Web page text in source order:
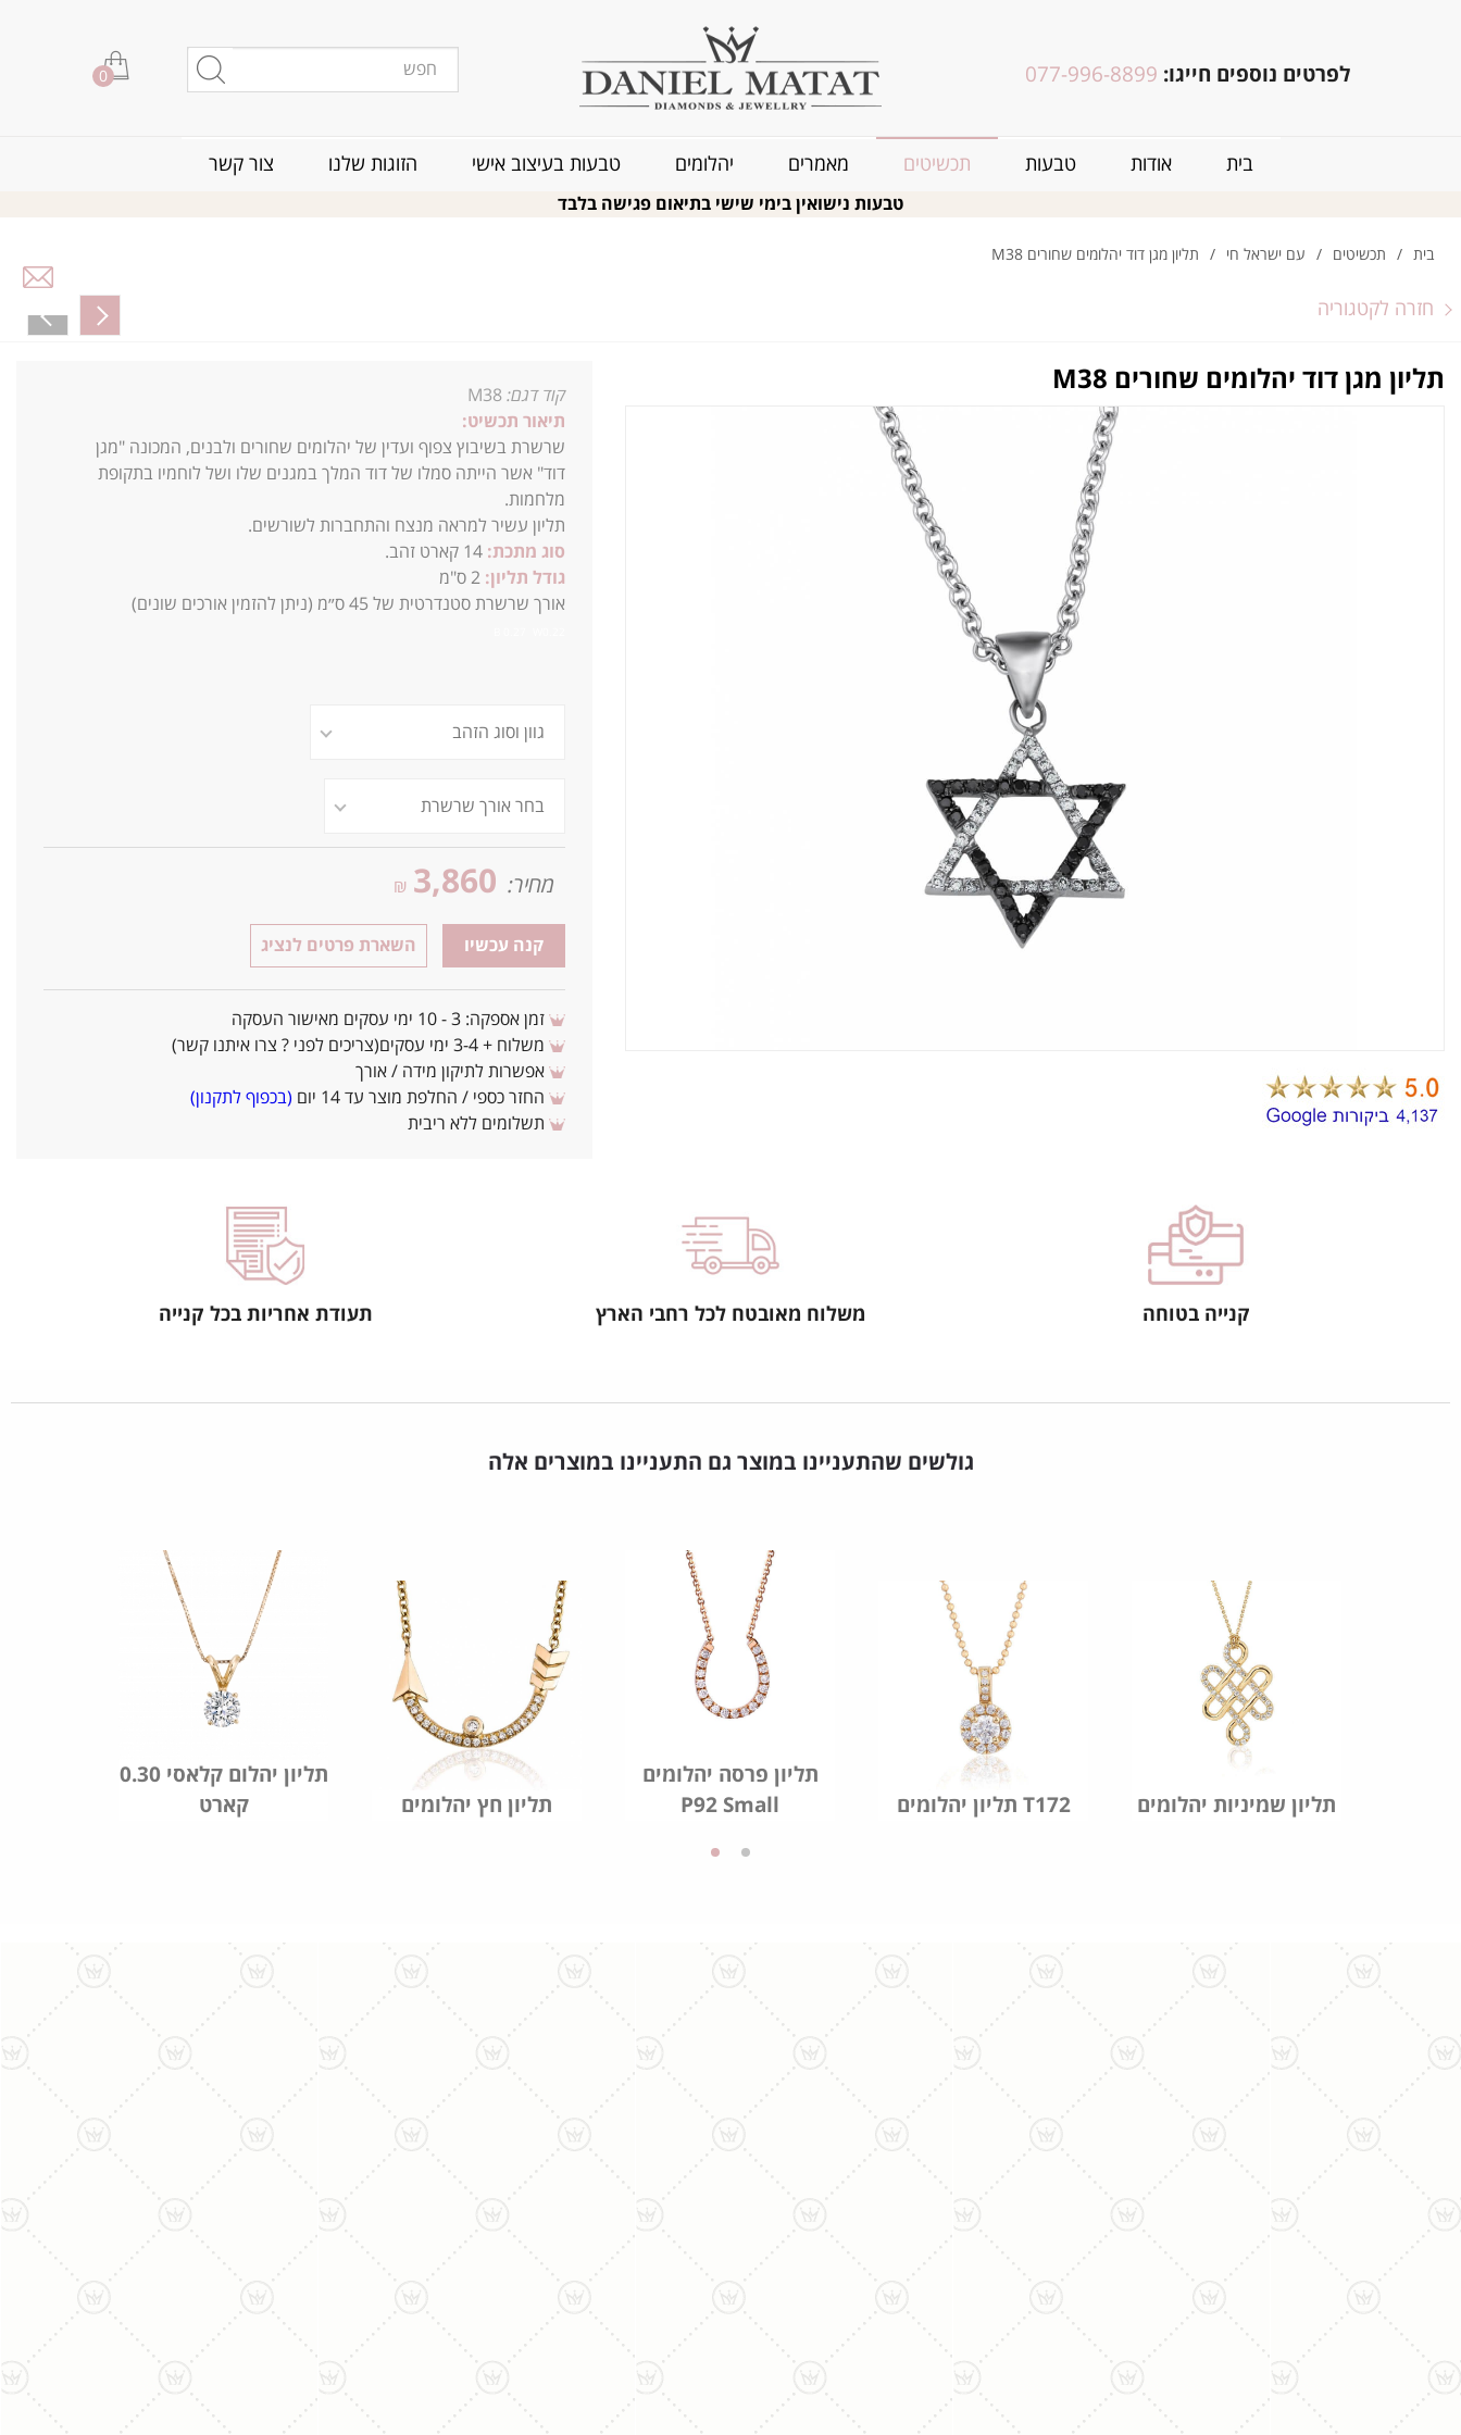
לפרטים נוספים חייגו: 077-996-8899
0
בית אודות טבעות תכשיטים מאמרים יהלומים טבעות בעיצוב אישי הזוגות שלנו צור קשר
טבעות נישואין בימי שישי בתיאום פגישה בלבד
בית / תכשיטים / עם ישראל חי / תליון מגן דוד יהלומים שחורים M38
חזרה לקטגוריה
תליון מגן דוד יהלומים שחורים M38 קוד דגם: M38
תיאור תכשיט:
שרשרת בשיבוץ צפוף ועדין של יהלומים שחורים ולבנים, המכונה "מגן
דוד" אשר הייתה סמלו של דוד המלך במגנים שלו ושל לוחמיו בתקופת
מלחמות.
תליון עשיר למראה מנצח והתחברות לשורשים.
סוג מתכת: 14 קארט זהב.
גודל תליון: 2 ס"מ
אורך שרשרת סטנדרטית של 45 ס״מ (ניתן להזמין אורכים שונים)
מחיר: 3,860
₪
קנה עכשיו השארת פרטים לנציג
זמן אספקה: 3 - 10 ימי עסקים מאישור העסקה
משלוח + 3-4 ימי עסקים(צריכים לפני ? צרו איתנו קשר)
אפשרות לתיקון מידה / אורך
החזר כספי / החלפת מוצר עד 14 יום
(בכפוף לתקנון)
תשלומים ללא ריבית
קנייה בטוחה משלוח מאובטח לכל רחבי הארץ תעודת אחריות בכל קנייה
גולשים שהתעניינו במוצר גם התעניינו במוצרים אלה
תליון יהלום קלאסי 0.30
קארט
תליון חץ יהלומים
תליון פרסה יהלומים
P92 Small
תליון יהלומים T172 תליון שמיניות יהלומים